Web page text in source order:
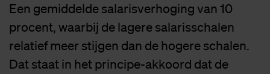
Een gemiddelde salarisverhoging van 10
procent, waarbij de lagere salarisschalen
relatief meer stijgen dan de hogere schalen.
Dat staat in het principe-akkoord dat de